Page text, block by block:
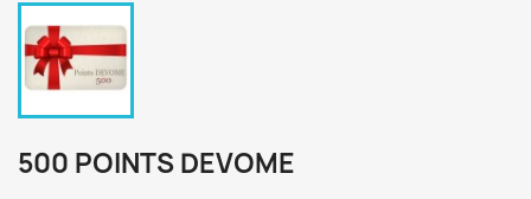
500 POINTS DEVOME